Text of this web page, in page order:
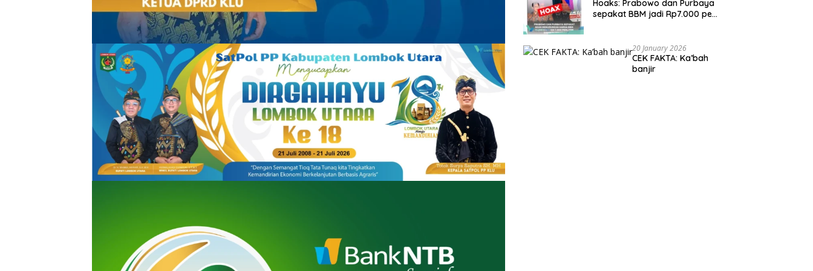
Hoaks: Prabowo dan Purbaya
sepakat BBM jadi Rp7.000 per
20 January 2026
CEK FAKTA: Ka’bah
banjir